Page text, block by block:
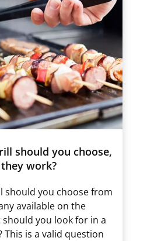
should you choose,
work?
should you choose from
available on the
should you look for in a
This is a valid question